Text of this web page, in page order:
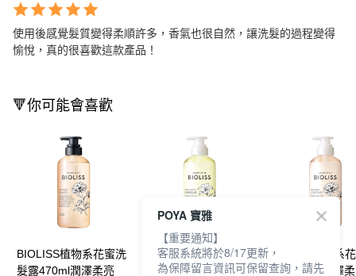
使用後感覺髮質變得柔順許多，香氣也很自然，讓洗髮的過程變得
愉悅，真的很喜歡這款產品！
🔻你可能會喜歡
BIOLISS植物系花蜜洗
髮露470ml潤澤柔亮
BIOLISS植物系花蜜潤
髮乳470ml輕盈柔滑
BIOLISS植物系
髮乳470ml潤澤
POYA 寶雅
【重要通知】
客服系統將於8/17更新，
為保障留言資訊可保留查詢，請先